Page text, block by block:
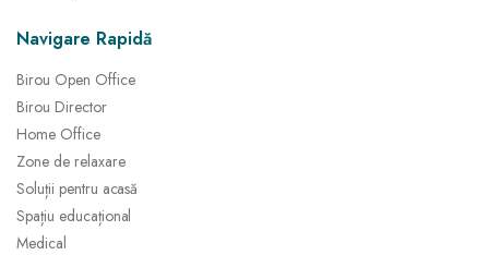
Navigare Rapidă
Birou Open Office
Birou Director
Home Office
Zone de relaxare
Soluții pentru acasă
Spațiu educațional
Medical